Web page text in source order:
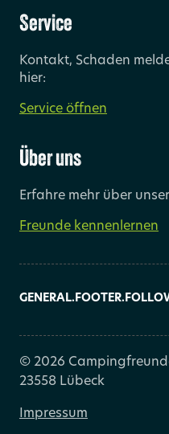
Service
Kontakt, Schaden
hier:
Service öffnen
Über uns
Erfahre mehr über
Freunde kennenlernen
© 2026
23558 Lübeck
Impressum